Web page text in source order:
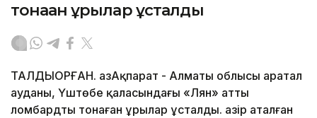
тонаған ұрылар ұсталды
ТАЛДЫҚОРҒАН. ҚазАқпарат - Алматы облысы Қаратал
ауданы, Үштөбе қаласындағы «Лян» атты
ломбардты тонаған ұрылар ұсталды. Қазір аталған